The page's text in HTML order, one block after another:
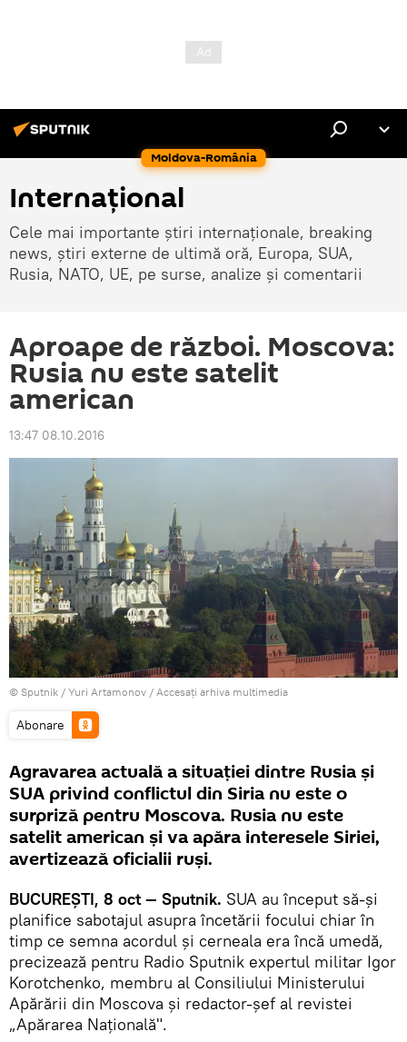
Moldova-România
Internaţional
Cele mai importante știri internaționale, breaking
news, știri externe de ultimă oră, Europa, SUA,
Rusia, NATO, UE, pe surse, analize și comentarii
Aproape de război. Moscova:
Rusia nu este satelit
american
13:47 08.10.2016
© Sputnik / Yuri Artamonov / Accesați arhiva multimedia
Abonare
Agravarea actuală a situaţiei dintre Rusia și
SUA privind conflictul din Siria nu este o
surpriză pentru Moscova. Rusia nu este
satelit american şi va apăra interesele Siriei,
avertizează oficialii ruşi.
BUCUREŞTI, 8 oct — Sputnik. SUA au început să-şi
planifice sabotajul asupra încetării focului chiar în
timp ce semna acordul şi cerneala era încă umedă,
precizează pentru Radio Sputnik expertul militar Igor
Korotchenko, membru al Consiliului Ministerului
Apărării din Moscova şi redactor-şef al revistei
„Apărarea Naţională".